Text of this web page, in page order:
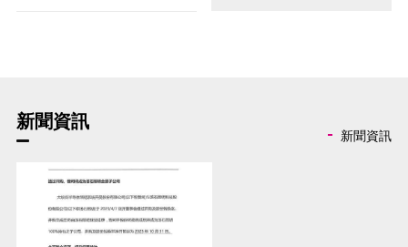
新聞資訊
新聞資訊